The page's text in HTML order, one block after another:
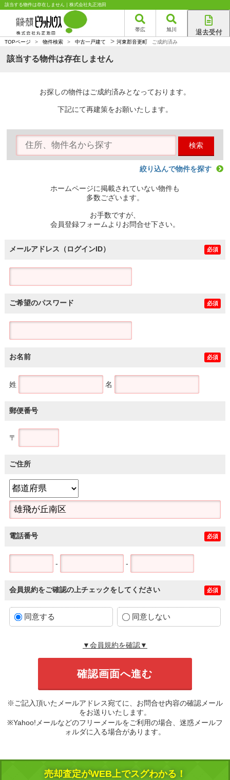
該当する物件は存在しません｜株式会社丸正池田
帯広 旭川 退去受付
TOPページ > 物件検索 > 中古一戸建て > 河東郡音更町 ご成約済み
該当する物件は存在しません
お探しの物件はご成約済みとなっております。
下記にて再建策をお願いたします。
検索
絞り込んで物件を探す
ホームページに掲載されていない物件も
多数ございます。
お手数ですが、
会員登録フォームよりお問合せ下さい。
メールアドレス（ログインID） 必須
ご希望のパスワード 必須
お名前 必須
姓 名
郵便番号
〒
ご住所
電話番号 必須
- -
会員規約をご確認の上チェックをしてください 必須
同意する 同意しない
▼会員規約を確認▼
※ご記入頂いたメールアドレス宛てに、お問合せ内容の確認メール
をお送りいたします。
※Yahoo!メールなどのフリーメールをご利用の場合、迷惑メールフ
ォルダに入る場合があります。
売却査定がWEB上でスグわかる！